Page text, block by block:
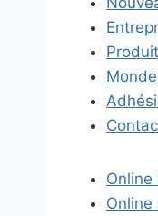
Monde
Online
Online